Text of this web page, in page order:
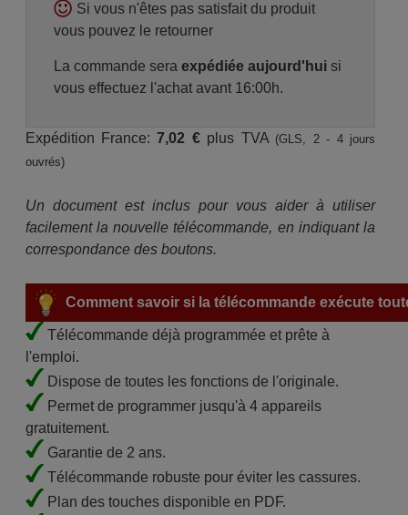
Si vous n'êtes pas satisfait du produit
vous pouvez le retourner
La commande sera expédiée aujourd'huisi
vous effectuez l'achat avant 16:00h.
Expédition France:7,02 €plus TVA (GLS, 2 - 4 jours
ouvrés)
Un document est inclus pour vous aider à utiliser
facilement la nouvelle télécommande, en indiquant la
correspondance des boutons.
Comment savoir si la télécommande exécute
Télécommande déjà programmée et prête à
l'emploi.
Dispose de toutes les fonctions de l'originale.
Permet de programmer jusqu'à 4 appareils
gratuitement.
Garantie de 2 ans.
Télécommande robuste pour éviter les cassures.
Plan des touches disponible en PDF.